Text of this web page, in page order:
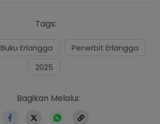
Tags:
Buku Erlangga
Penerbit Erlangga
2025
https://
Bagikan Melalui: